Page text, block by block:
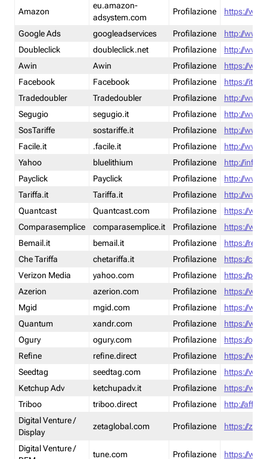
Amazon
eu.amazon-
adsystem.com
Profilazione https://
Google Ads googleadservices Profilazione
http://
Doubleclick
doubleclick.net Profilazione
http://
Awin
Awin Profilazione
https://
Facebook
Facebook Profilazione
https://it-
Tradedoubler
Tradedoubler Profilazione
http://
Segugio
segugio.it Profilazione
http://
SosTariffe
sostariffe.it Profilazione
http://
Facile.it
.facile.it Profilazione
http://
Yahoo
bluelithium Profilazione
http://
Payclick
Payclick Profilazione
http://
Tariffa.it
Tariffa.it Profilazione
http://
Quantcast
Quantcast.com Profilazione
https://
Comparasemplice
comparasemplice.it Profilazione
https://
Bemail.it
bemail.it Profilazione
https://
Che Tariffa
chetariffa.it Profilazione
https://
Verizon Media
yahoo.com Profilazione
https://
Azerion
azerion.com Profilazione
https://
Mgid
mgid.com Profilazione
https://
Quantum
xandr.com Profilazione
https://
Ogury
ogury.com Profilazione
https://
Refine
refine.direct Profilazione
https://
Seedtag
seedtag.com Profilazione
https://
Ketchup Adv
ketchupadv.it Profilazione
https://
Triboo
triboo.direct Profilazione
http://
Digital Venture /
Display
zetaglobal.com Profilazione https://
Digital Venture /
tune.com Profilazione https://